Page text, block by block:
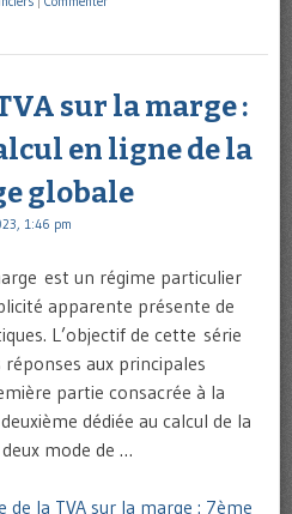
sur la marge :
en ligne de la
globale
1:46 pm
est un régime particulier
apparente présente de
L’objectif de cette série
aux principales
partie consacrée à la
dédiée au calcul de la
mode de …
de la TVA sur la marge : 7ème